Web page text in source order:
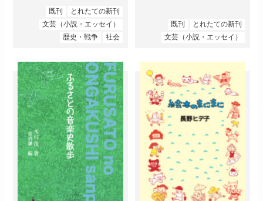
既刊
とれたての新刊
文芸（小説・エッセイ）
歴史・戦争
社会
既刊
とれたての新刊
文芸（小説・エッセイ）